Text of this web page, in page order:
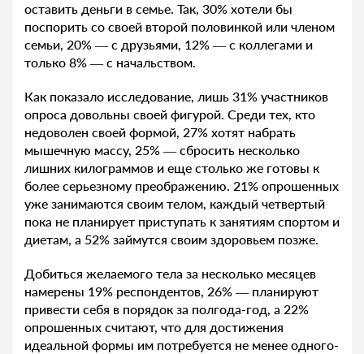
оставить деньги в семье. Так, 30% хотели бы
поспорить со своей второй половинкой или членом
семьи, 20% — с друзьями, 12% — с коллегами и
только 8% — с начальством.
Как показало исследование, лишь 31% участников
опроса довольны своей фигурой. Среди тех, кто
недоволен своей формой, 27% хотят набрать
мышечную массу, 25% — сбросить несколько
лишних килограммов и еще столько же готовы к
более серьезному преображению. 21% опрошенных
уже занимаются своим телом, каждый четвертый
пока не планирует приступать к занятиям спортом и
диетам, а 52% займутся своим здоровьем позже.
Добиться желаемого тела за несколько месяцев
намерены 19% респондентов, 26% — планируют
привести себя в порядок за полгода-год, а 22%
опрошенных считают, что для достижения
идеальной формы им потребуется не менее одного-